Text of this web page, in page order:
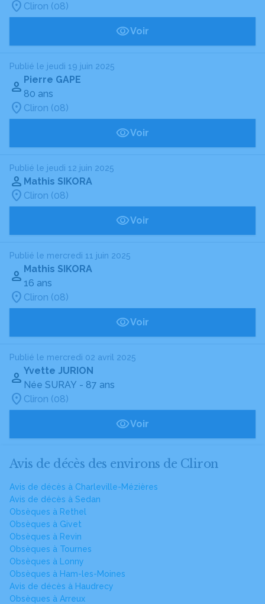
Cliron (08)
Voir
Publié le jeudi 19 juin 2025
Pierre GAPE
80 ans
Cliron (08)
Voir
Publié le jeudi 12 juin 2025
Mathis SIKORA
Cliron (08)
Voir
Publié le mercredi 11 juin 2025
Mathis SIKORA
16 ans
Cliron (08)
Voir
Publié le mercredi 02 avril 2025
Yvette JURION
Née SURAY - 87 ans
Cliron (08)
Voir
Avis de décès des environs de Cliron
Avis de décès à Charleville-Mézières
Avis de décès à Sedan
Obsèques à Rethel
Obsèques à Givet
Obsèques à Revin
Obsèques à Tournes
Obsèques à Lonny
Obsèques à Ham-les-Moines
Avis de décès à Haudrecy
Obsèques à Arreux